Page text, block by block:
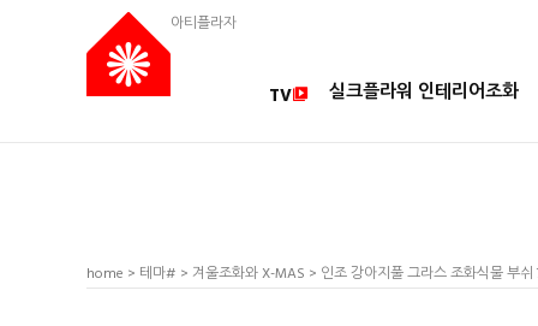
아티플라자
TV 실크플라워 인테리어조화
home > 테마# > 겨울조화와 X-MAS > 인조 강아지풀 그라스 조화식물 부